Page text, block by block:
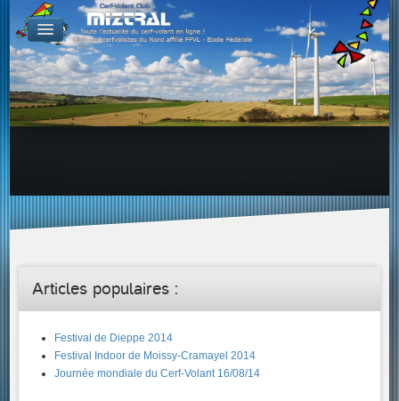
De par le monde
GALERIES
Galerie Photo
Galerie KAP
Galerie Vidéo
Proposer un lien sur votre site Web
Proposer un nouveau lien !
Articles populaires :
Festival de Dieppe 2014
Festival Indoor de Moissy-Cramayel 2014
Journée mondiale du Cerf-Volant 16/08/14